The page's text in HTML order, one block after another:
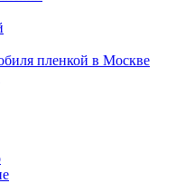
пленкой в Москве